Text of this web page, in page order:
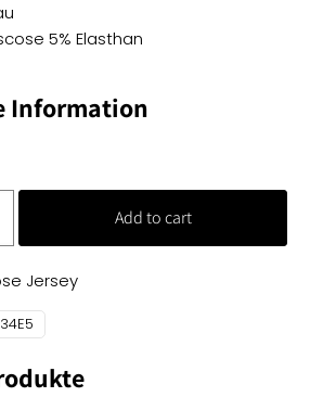
5% Elasthan
Information
Add to cart
Jersey
34E5